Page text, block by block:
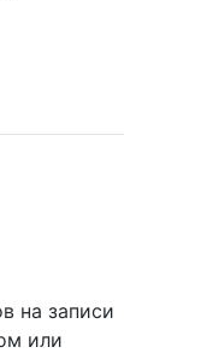
на записи
или